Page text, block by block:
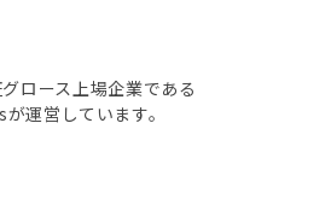
ロース上場企業である
運営しています。